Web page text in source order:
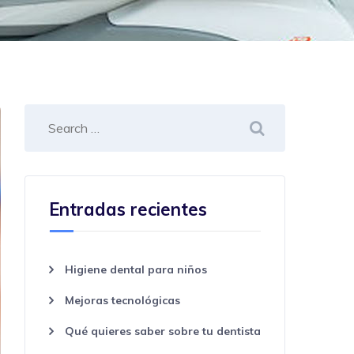
Entradas recientes
Higiene dental para niños
Mejoras tecnológicas
Qué quieres saber sobre tu dentista